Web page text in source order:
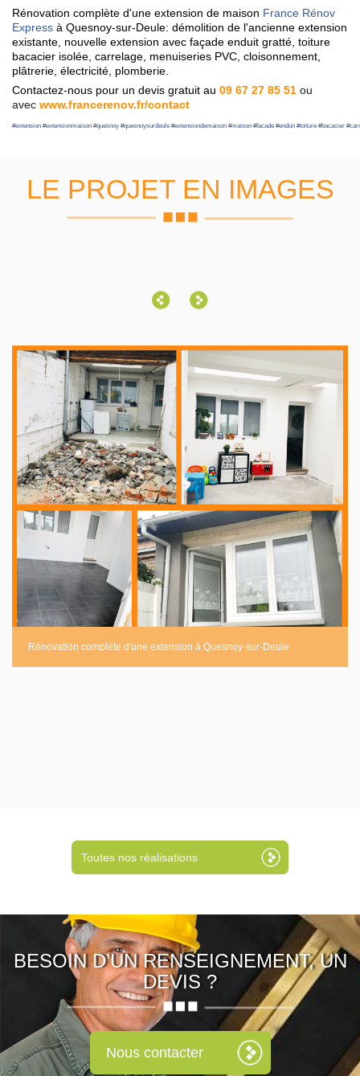
Rénovation complète d'une extension de maison France Rénov
Express à Quesnoy-sur-Deule: démolition de l'ancienne extension
existante, nouvelle extension avec façade enduit gratté, toiture
bacacier isolée, carrelage, menuiseries PVC, cloisonnement,
plâtrerie, électricité, plomberie.
Contactez-nous pour un devis gratuit au 09 67 27 85 51 ou
avec www.francerenov.fr/contact
#extension #extensionmaison #quesnoy #quesnoysurdeule #extensiondemaison #maison #facade #enduit #toiture #bacacier #
LE PROJET EN IMAGES
Rénovation complète d'une extension à Quesnoy-sur-Deule
Toutes nos réalisations
BESOIN D’UN RENSEIGNEMENT, UN
DEVIS ?
Nous contacter